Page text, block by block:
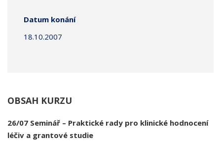
Datum konání
18.10.2007
OBSAH KURZU
26/07 Seminář – Praktické rady pro klinické hodnocení
léčiv a grantové studie